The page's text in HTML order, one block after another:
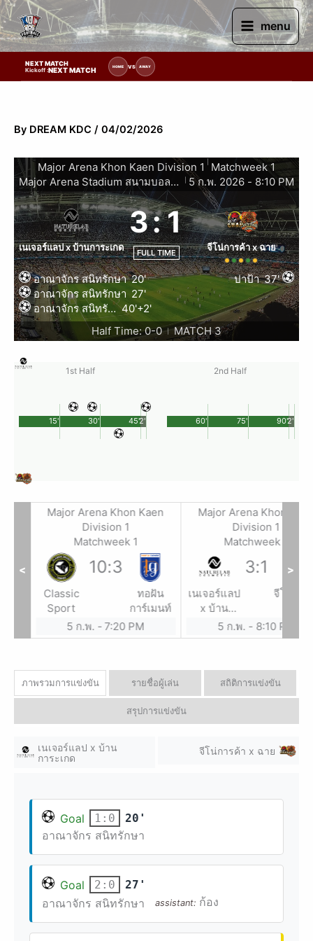
Skip
to
content
menu
NEXT MATCH
Kickoff :NEXT MATCH HOME VS AWAY
ยการแข่งขัน | รอระบุวันแข่งขัน | รอข้อมูลทีมแข่งขัน
By DREAM KDC / 04/02/2026
Major Arena Khon Kaen Division 1
Matchweek 1
Major Arena Stadium สนามบอลหญ้าเทียมในร่มขอนแก่น
5 ก.พ. 2026 - 8:10 PM
เนเจอร์แลป x บ้านการะเกด
3:1
FULL TIME
จีโน่การค้า x ฉาย
อาณาจักร สนิทรักษา 20'
อาณาจักร สนิทรักษา 27'
อาณาจักร สนิทรักษา 40'+2'
ปาป้า 37'
Half Time: 0-0 | MATCH 3
1st Half
45'
15' 30' 2'
2nd Half
90'
60' 75' 2'
Major Arena Khon Kaen
Division 1
Matchweek 1
Classic
Sport
10:3
ทอฝัน
การ์เมนท์
5 ก.พ. - 7:20 PM
Major Arena Khon
Division 1
Matchweek 1
เนเจอร์แลป
x บ้าน
การะเกด
3:1
จีโน่การ
5 ก.พ. - 8:10 PM
< >
ภาพรวมการแข่งขัน รายชื่อผู้เล่น สถิติการแข่งขัน
สรุปการแข่งขัน
เนเจอร์แลป x บ้าน
การะเกด
จีโน่การค้า x ฉาย
Goal 1:0 20'
อาณาจักร สนิทรักษา
Goal 2:0 27'
อาณาจักร สนิทรักษา assistant: ก้อง